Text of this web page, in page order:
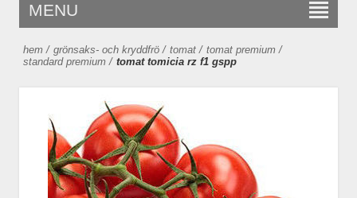
MENU
hem / grönsaks- och kryddfrö / tomat / tomat premium /
standard premium / tomat tomicia rz f1 gspp